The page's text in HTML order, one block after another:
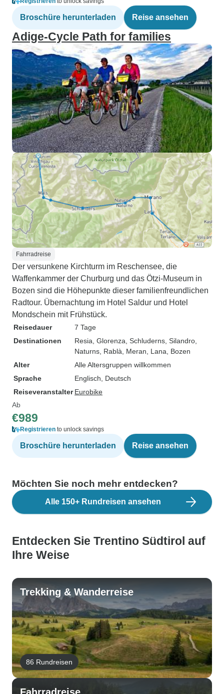
Broschüre herunterladen Reise ansehen
Adige-Cycle Path for families
Fahrradreise
Der versunkene Kirchturm im Reschensee, die
Waffenkammer der Churburg und das Ötzi-Museum in
Bozen sind die Höhepunkte dieser familienfreundlichen
Radtour. Übernachtung im Hotel Saldur und Hotel
Mondschein mit Frühstück.
Reisedauer
7 Tage
Destinationen
Resia , Glorenza , Schluderns , Silandro
Naturns , Rablà , Meran , Lana , Bozen
Alter
Alle Altersgruppen willkommen
Sprache
Englisch, Deutsch
Reiseveranstalter Eurobike
Ab
€989
Registrieren to unlock savings
Broschüre herunterladen Reise ansehen
Möchten Sie noch mehr entdecken?
Alle 150+ Rundreisen ansehen
Entdecken Sie Trentino Südtirol auf
Ihre Weise
Trekking & Wanderreise
86 Rundreisen